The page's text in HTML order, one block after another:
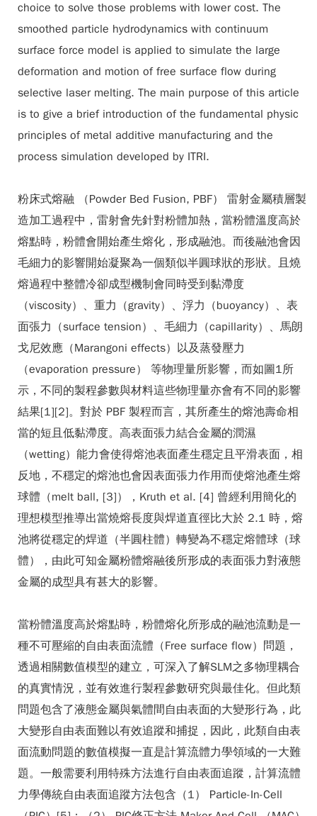
choice to solve those problems with lower cost. The
smoothed particle hydrodynamics with continuum
surface force model is applied to simulate the large
deformation and motion of free surface flow during
selective laser melting. The main purpose of this article
is to give a brief introduction of the fundamental physic
principles of metal additive manufacturing and the
process simulation developed by ITRI.
粉床式熔融 （Powder Bed Fusion, PBF） 雷射金屬積層製
造加工過程中，雷射會先針對粉體加熱，當粉體溫度高於
熔點時，粉體會開始產生熔化，形成融池。而後融池會因
毛細力的影響開始凝聚為一個類似半圓球狀的形狀。且燒
熔過程中整體冷卻成型機制會同時受到黏滯度
（viscosity）、重力（gravity）、浮力（buoyancy）、表
面張力（surface tension）、毛細力（capillarity）、馬朗
戈尼效應（Marangoni effects）以及蒸發壓力
（evaporation pressure） 等物理量所影響，而如圖1所
示，不同的製程參數與材料這些物理量亦會有不同的影響
結果[1][2]。對於 PBF 製程而言，其所產生的熔池壽命相
當的短且低黏滯度。高表面張力結合金屬的潤濕
（wetting）能力會使得熔池表面產生穩定且平滑表面，相
反地，不穩定的熔池也會因表面張力作用而使熔池產生熔
球體（melt ball, [3]），Kruth et al. [4] 曾經利用簡化的
理想模型推導出當燒熔長度與焊道直徑比大於 2.1 時，熔
池將從穩定的焊道（半圓柱體）轉變為不穩定熔體球（球
體），由此可知金屬粉體熔融後所形成的表面張力對液態
金屬的成型具有甚大的影響。
當粉體溫度高於熔點時，粉體熔化所形成的融池流動是一
種不可壓縮的自由表面流體（Free surface flow）問題，
透過相關數值模型的建立，可深入了解SLM之多物理耦合
的真實情況，並有效進行製程參數研究與最佳化。但此類
問題包含了液態金屬與氣體間自由表面的大變形行為，此
大變形自由表面難以有效追蹤和捕捉，因此，此類自由表
面流動問題的數值模擬一直是計算流體力學領域的一大難
題。一般需要利用特殊方法進行自由表面追蹤，計算流體
力學傳統自由表面追蹤方法包含（1） Particle-In-Cell